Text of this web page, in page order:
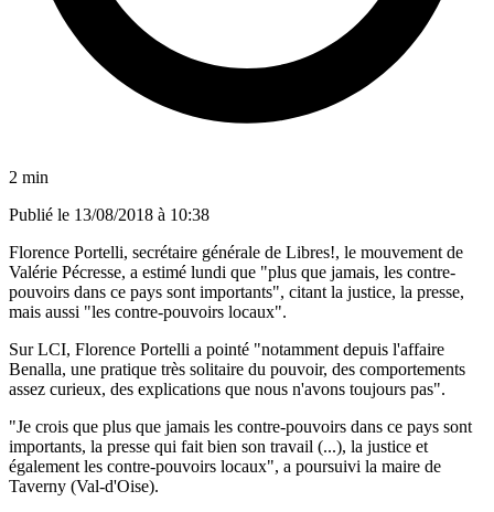
2 min
Publié le 13/08/2018 à 10:38
Florence Portelli, secrétaire générale de Libres!, le mouvement de
Valérie Pécresse, a estimé lundi que "plus que jamais, les contre-
pouvoirs dans ce pays sont importants", citant la justice, la presse,
mais aussi "les contre-pouvoirs locaux".
Sur LCI, Florence Portelli a pointé "notamment depuis l'affaire
Benalla, une pratique très solitaire du pouvoir, des comportements
assez curieux, des explications que nous n'avons toujours pas".
"Je crois que plus que jamais les contre-pouvoirs dans ce pays sont
importants, la presse qui fait bien son travail (...), la justice et
également les contre-pouvoirs locaux", a poursuivi la maire de
Taverny (Val-d'Oise).